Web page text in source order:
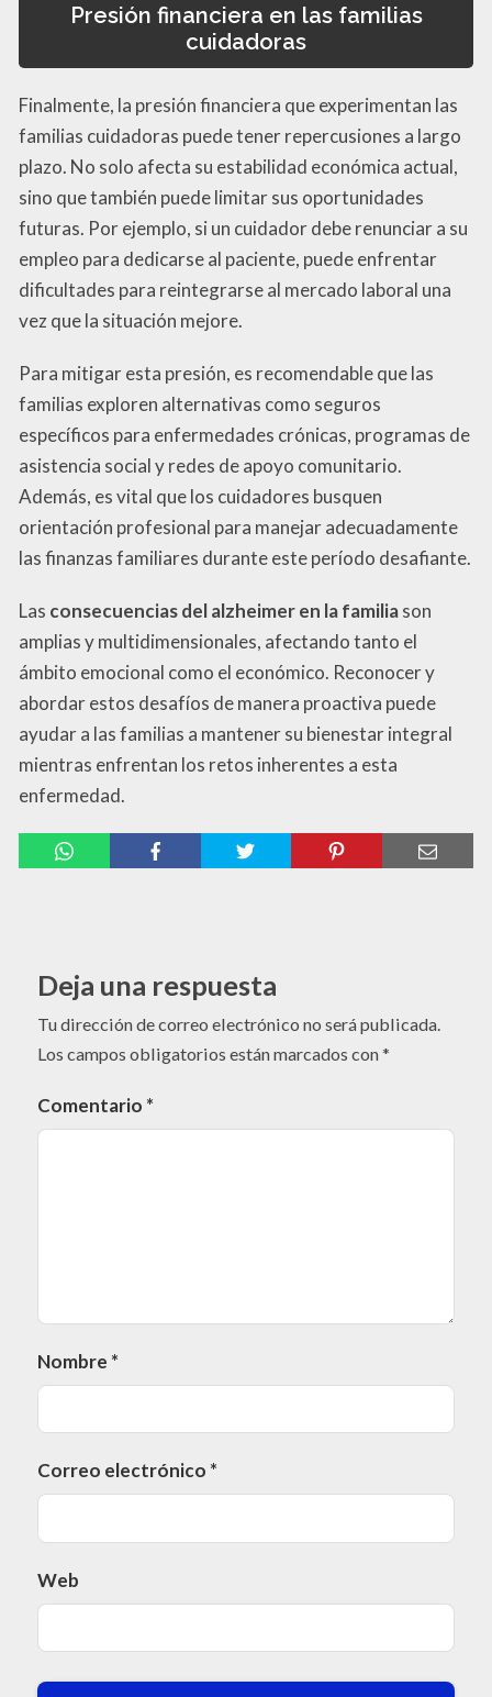
Presión financiera en las familias
cuidadoras
Finalmente, la presión financiera que experimentan las
familias cuidadoras puede tener repercusiones a largo
plazo. No solo afecta su estabilidad económica actual,
sino que también puede limitar sus oportunidades
futuras. Por ejemplo, si un cuidador debe renunciar a su
empleo para dedicarse al paciente, puede enfrentar
dificultades para reintegrarse al mercado laboral una
vez que la situación mejore.
Para mitigar esta presión, es recomendable que las
familias exploren alternativas como seguros
específicos para enfermedades crónicas, programas de
asistencia social y redes de apoyo comunitario.
Además, es vital que los cuidadores busquen
orientación profesional para manejar adecuadamente
las finanzas familiares durante este período desafiante.
Las consecuencias del alzheimer en la familiason
amplias y multidimensionales, afectando tanto el
ámbito emocional como el económico. Reconocer y
abordar estos desafíos de manera proactiva puede
ayudar a las familias a mantener su bienestar integral
mientras enfrentan los retos inherentes a esta
enfermedad.
Deja una respuesta
Tu dirección de correo electrónico no será publicada.
Los campos obligatorios están marcados con*
Comentario *
Nombre *
Correo electrónico *
Web